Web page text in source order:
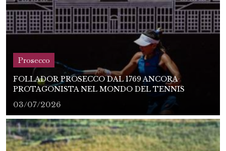
Prosecco
FOLLADOR PROSECCO DAL 1769 ANCORA
PROTAGONISTA NEL MONDO DEL TENNIS
03/07/2026